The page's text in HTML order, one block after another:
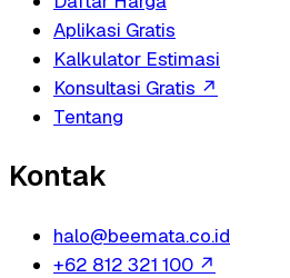
Aplikasi Gratis
Kalkulator Estimasi
Konsultasi Gratis ↗
Tentang
Kontak
halo@beemata.co.id
+62 812 321 100 ↗